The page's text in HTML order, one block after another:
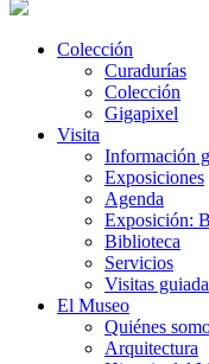
Colección
Curadurías
Colección
Gigapixel
Visita
Información
Exposiciones
Agenda
Exposición:
Biblioteca
Servicios
Visitas
El Museo
Quiénes
Arquitectura